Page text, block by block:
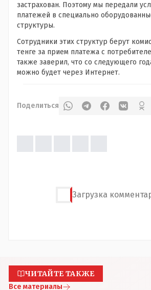
застрахован. Поэтому мы передали
платежей в специально
структуры.
Сотрудники этих структур берут
тенге за прием платежа с
также заверил, что со следующего
можно будет через Интернет.
Поделиться
Загрузка
ЧИТАЙТЕ ТАКЖЕ
Все материалы